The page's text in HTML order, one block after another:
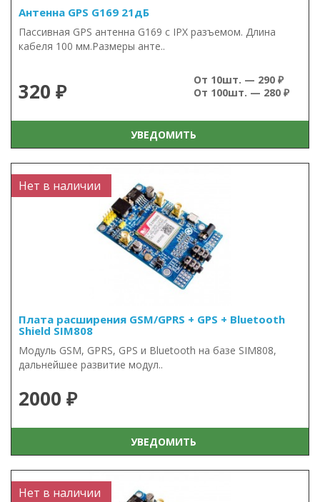
Антенна GPS G169 21дБ
Пассивная GPS антенна G169 с IPX разъемом. Длина
кабеля 100 мм.Размеры анте..
320 ₽
От 10шт. — 290 ₽
От 100шт. — 280 ₽
УВЕДОМИТЬ
Нет в наличии
Плата расширения GSM/GPRS + GPS + Bluetooth
Shield SIM808
Модуль GSM, GPRS, GPS и Bluetooth на базе SIM808,
дальнейшее развитие модул..
2000 ₽
УВЕДОМИТЬ
Нет в наличии